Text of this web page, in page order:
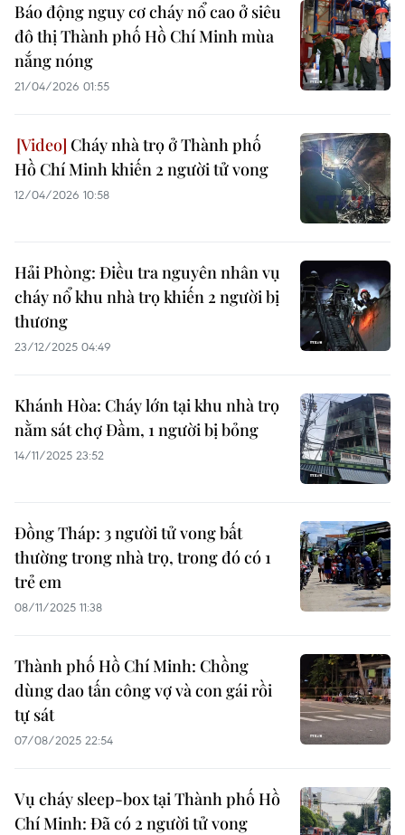
Báo động nguy cơ cháy nổ cao ở siêu
đô thị Thành phố Hồ Chí Minh mùa
nắng nóng
21/04/2026 01:55
Cháy nhà trọ ở Thành phố
Hồ Chí Minh khiến 2 người tử vong
12/04/2026 10:58
Hải Phòng: Điều tra nguyên nhân vụ
cháy nổ khu nhà trọ khiến 2 người bị
thương
23/12/2025 04:49
Khánh Hòa: Cháy lớn tại khu nhà trọ
nằm sát chợ Đầm, 1 người bị bỏng
14/11/2025 23:52
Đồng Tháp: 3 người tử vong bất
thường trong nhà trọ, trong đó có 1
trẻ em
08/11/2025 11:38
Thành phố Hồ Chí Minh: Chồng
dùng dao tấn công vợ và con gái rồi
tự sát
07/08/2025 22:54
Vụ cháy sleep-box tại Thành phố Hồ
Chí Minh: Đã có 2 người tử vong